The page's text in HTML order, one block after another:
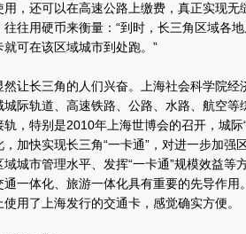
用，还可以在高速公路上缴费，真正实现无
往用硬币来衡量：“到时，长三角区域各
就可在该区域城市到处跑。”
长三角的人们兴奋。上海社会科学院经
城际轨道、高速铁路、公路、水路、航空等
，特别是2010年上海世博会的召开，城
，加快实现长三角“一卡通”，对进一步加强
城市管理水平、发挥“一卡通”规模效益等
通一体化、旅游一体化具有重要的先导作
用了上海发行的交通卡，感觉确实方便。